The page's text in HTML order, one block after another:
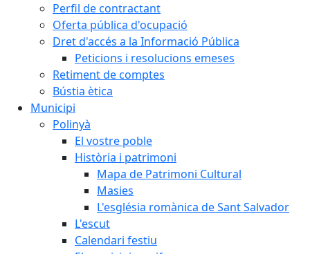
Perfil de contractant
Oferta pública d'ocupació
Dret d'accés a la Informació Pública
Peticions i resolucions emeses
Retiment de comptes
Bústia ètica
Municipi
Polinyà
El vostre poble
Història i patrimoni
Mapa de Patrimoni Cultural
Masies
L'església romànica de Sant Salvador
L'escut
Calendari festiu